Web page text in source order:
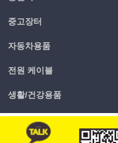
중고장터
자동차용품
전원 케이블
생활/건강용품